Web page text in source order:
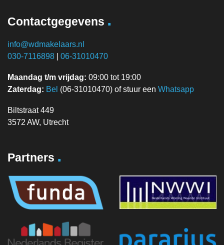
Contactgegevens .
info@wdmakelaars.nl
030-7116898
06-31010470
Maandag t/m vrijdag: 09:00 tot 19:00
Zaterdag: Bel (06-31010470) of stuur een Whatsapp
Biltstraat 449
3572 AW, Utrecht
Partners .